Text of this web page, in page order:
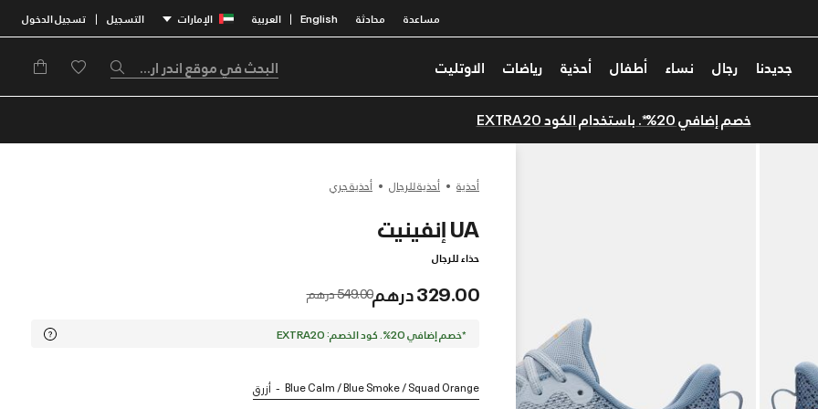
مساعدة محادثة English
| العربية الإمارات التسجيل | تسجيل الدخول
جديدنا رجال نساء أطفال أحذية رياضات الاوتليت
خصم إضافي 20%*. باستخدام الكود EXTRA20
أحذية أحذية للرجال أحذية جري
UA إنفينيت
حذاء للرجال
329.00 درهم Price reduced from
549.00 درهم to
*خصم إضافي 20%. كود الخصم: EXTRA20
Blue Calm / Blue Smoke / Squad Orange أزرق